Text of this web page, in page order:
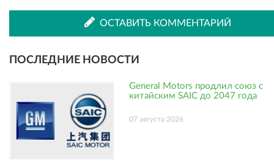
ВКонтакте
Одноклассниках
ОСТАВИТЬ КОММЕНТАРИЙ
ПОСЛЕДНИЕ НОВОСТИ
General Motors продлил союз с
китайским SAIC до 2047 года
07 августа 2026